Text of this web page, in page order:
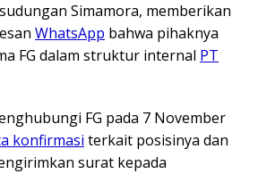
Simamora, memberikan
WhatsApp bahwa pihaknya
FG dalam struktur internal PT
FG pada 7 November
konfirmasi terkait posisinya dan
surat kepada